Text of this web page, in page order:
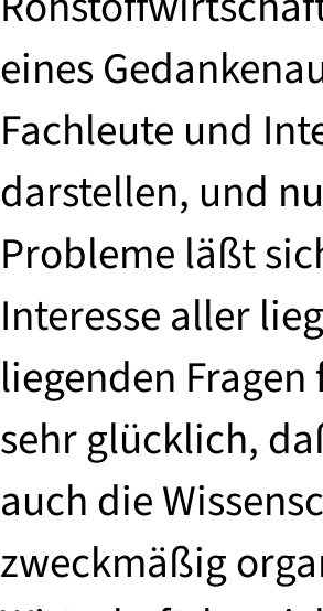
eines
Fachleute und
darstellen, und
Probleme läßt
Interesse aller
liegenden
sehr glücklich,
auch die
zweckmäßig